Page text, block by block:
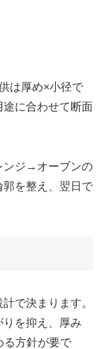
は厚め×小径で
に合わせて断面
ンジ→オーブンの
郭を整え、翌日で
で決まります。
を抑え、厚み
る方針が要で